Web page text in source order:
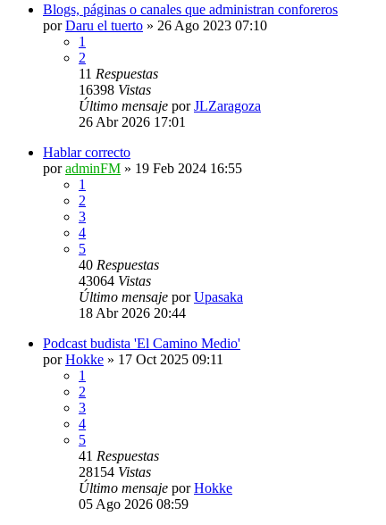
Blogs, páginas o canales que administran conforeros
porDaru el tuerto » 26 Ago 2023 07:10
1
2
11 Respuestas
16398 Vistas
Último mensaje porJLZaragoza
26 Abr 2026 17:01
Hablar correcto
poradminFM » 19 Feb 2024 16:55
1
2
3
4
5
40 Respuestas
43064 Vistas
Último mensaje porUpasaka
18 Abr 2026 20:44
Podcast budista 'El Camino Medio'
porHokke » 17 Oct 2025 09:11
1
2
3
4
5
41 Respuestas
28154 Vistas
Último mensaje porHokke
05 Ago 2026 08:59